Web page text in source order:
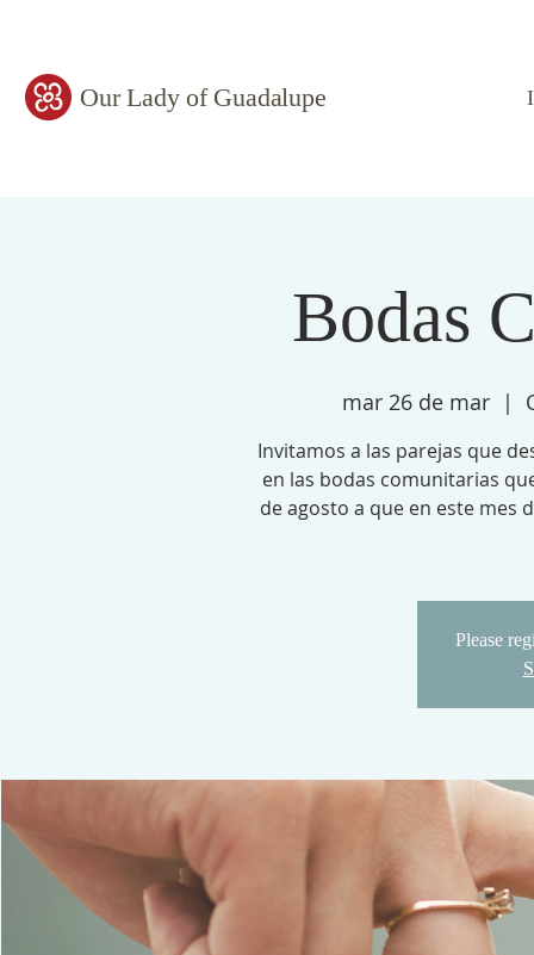
Our Lady of Guadalupe
Bodas
mar 26 de mar
  |
Invitamos a las parejas que
en las bodas comunitarias
de agosto a que en este mes
Please